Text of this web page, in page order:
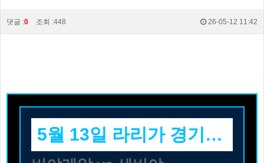
댓글 :0 조회 :448 26-05-12 11:42
5월 13일 라리가 경기 분석